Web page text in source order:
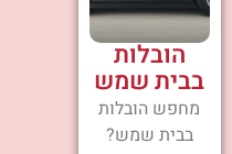
הובלות
בבית שמש
מחפש הובלות
בבית שמש?